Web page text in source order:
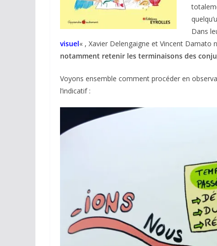
Dans
visuel« , Xavier Delengaigne et Vincent
notamment retenir les terminaisons des
Voyons ensemble comment procéder en
l’indicatif :